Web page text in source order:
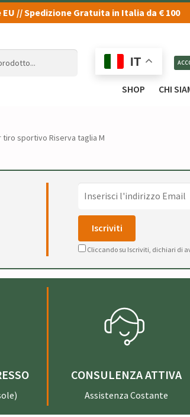
// Spedizione Gratuita in Italia da € 100
IT
SHOP CHI
tiro sportivo Riserva taglia M
Cliccando su Iscriviti, dichiari di
CONSULENZA ATTIVA
Assistenza Costante